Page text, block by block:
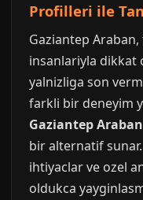
Profilleri ile
Gaziantep
insanlariyla dikkat
yalnizliga son
farkli bir deneyim
Gaziantep
bir alternatif
ihtiyaclar ve ozel
oldukca